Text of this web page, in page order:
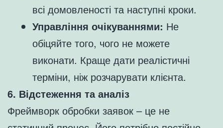
всі домовленості та наступні кроки.
Управління очікуваннями: Не
обіцяйте того, чого не можете
виконати. Краще дати реалістичні
терміни, ніж розчарувати клієнта.
6. Відстеження та аналіз
Фреймворк обробки заявок – це не